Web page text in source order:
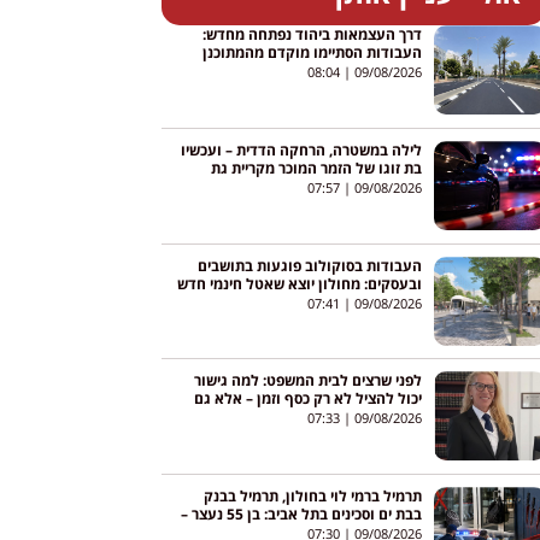
דרך העצמאות ביהוד נפתחה מחדש:
העבודות הסתיימו מוקדם מהמתוכנן
והכביש פתוח בשני הכיוונים
09/08/2026
08:04
לילה במשטרה, הרחקה הדדית – ועכשיו
בת זוגו של הזמר המוכר מקריית גת
שוברת שתיקה: "לא דרסתי אף אחד"
09/08/2026
07:57
העבודות בסוקולוב פוגעות בתושבים
ובעסקים: מחולון יוצא שאטל חינמי חדש
כבר מהיום
09/08/2026
לפני שרצים לבית המשפט: למה גישור
יכול להציל לא רק כסף וזמן – אלא גם
את המשפחה שאחרי הפרידה
09/08/2026
07:33
תרמיל ברמי לוי בחולון, תרמיל בבנק
בבת ים וסכינים בתל אביב: בן 55 נעצר –
נבדק קשר לרימון ברמלה
09/08/2026
07:30